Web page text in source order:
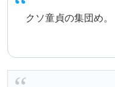
クソ童貞の集団め。